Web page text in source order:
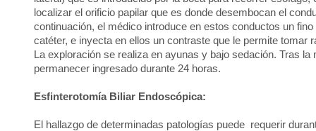
localizar el orificio papilar que es donde desembocan el
continuación, el médico introduce en estos conductos un
catéter, e inyecta en ellos un contraste que le permite tomar
La exploración se realiza en ayunas y bajo sedación. Tras
permanecer ingresado durante 24 horas.
Esfinterotomía Biliar Endoscópica:
El hallazgo de determinadas patologías puede requerir